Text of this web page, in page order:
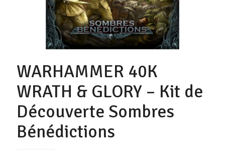
WARHAMMER 40K
WRATH & GLORY – Kit de
Découverte Sombres
Bénédictions